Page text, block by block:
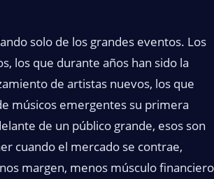
solo de los grandes eventos. Los
los que durante años han sido la
de artistas nuevos, los que
músicos emergentes su primera
de un público grande, esos son
cuando el mercado se contrae,
margen, menos músculo financiero